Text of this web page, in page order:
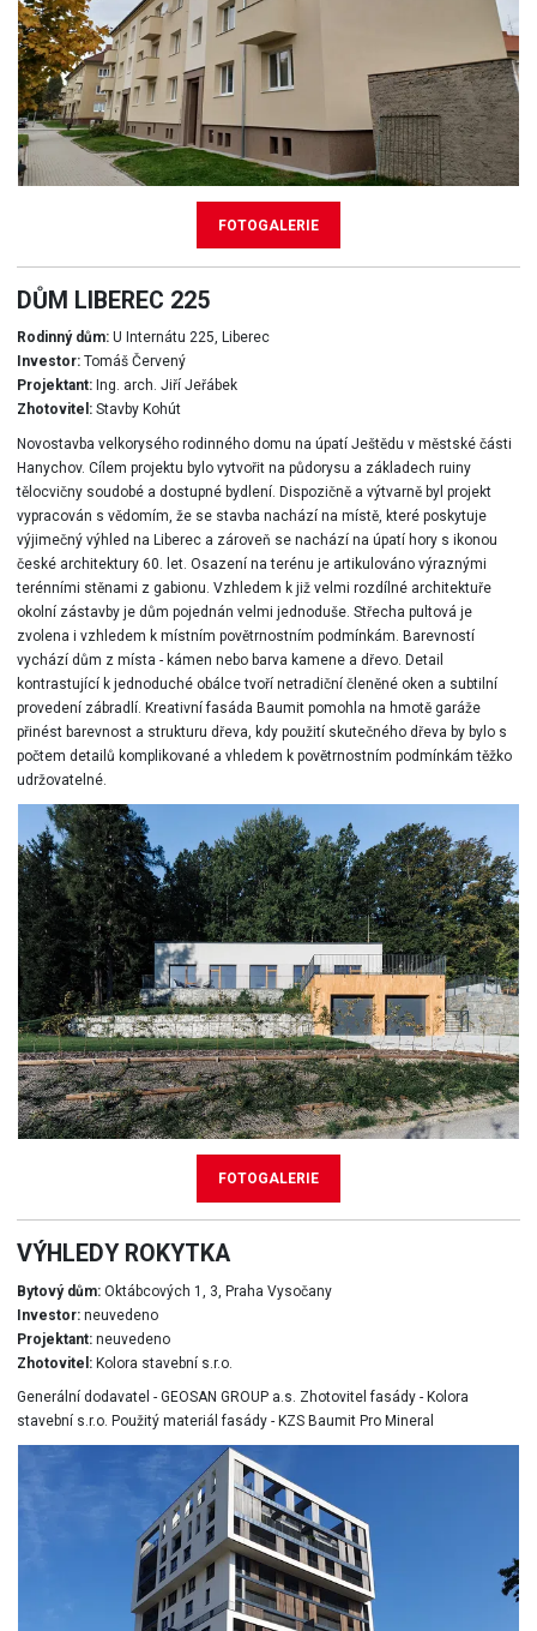
FOTOGALERIE
FOTOGALERIE
DŮM LIBEREC 225
Rodinný dům:U Internátu 225, Liberec
Investor:Tomáš Červený
Projektant:Ing. arch. Jiří Jeřábek
Zhotovitel:Stavby Kohút
Novostavba velkorysého rodinného domu na úpatí Ještědu v městské části
Hanychov. Cílem projektu bylo vytvořit na půdorysu a základech ruiny
tělocvičny soudobé a dostupné bydlení. Dispozičně a výtvarně byl projekt
vypracován s vědomím, že se stavba nachází na místě, které poskytuje
výjimečný výhled na Liberec a zároveň se nachází na úpatí hory s ikonou
české architektury 60. let. Osazení na terénu je artikulováno výraznými
terénními stěnami z gabionu. Vzhledem k již velmi rozdílné architektuře
okolní zástavby je dům pojednán velmi jednoduše. Střecha pultová je
zvolena i vzhledem k místním povětrnostním podmínkám. Barevností
vychází dům z místa - kámen nebo barva kamene a dřevo. Detail
kontrastující k jednoduché obálce tvoří netradiční členěné oken a subtilní
provedení zábradlí. Kreativní fasáda Baumit pomohla na hmotě garáže
přinést barevnost a strukturu dřeva, kdy použití skutečného dřeva by bylo s
počtem detailů komplikované a vhledem k povětrnostním podmínkám těžko
udržovatelné.
VÝHLEDY ROKYTKA
Bytový dům:Oktábcových 1, 3, Praha Vysočany
Investor:neuvedeno
Projektant:neuvedeno
Zhotovitel:Kolora stavební s.r.o.
Generální dodavatel - GEOSAN GROUP a.s. Zhotovitel fasády - Kolora
stavební s.r.o. Použitý materiál fasády - KZS Baumit Pro Mineral